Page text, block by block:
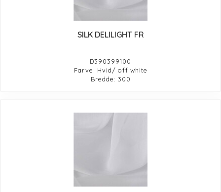
SILK DELILIGHT FR
D390399100
Farve: Hvid/ off white
Bredde: 300